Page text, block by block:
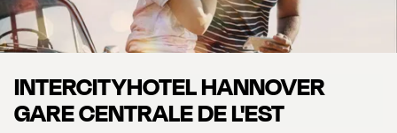
INTERCITYHOTEL HANNOVER
GARE CENTRALE DE L'EST